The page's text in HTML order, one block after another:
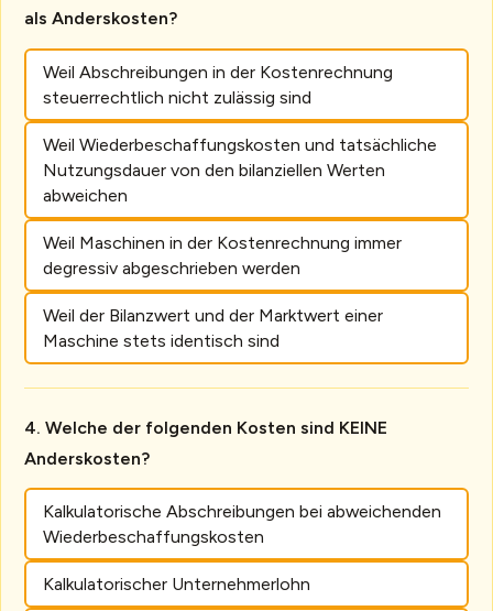
als Anderskosten?
Weil Abschreibungen in der Kostenrechnung
steuerrechtlich nicht zulässig sind
Weil Wiederbeschaffungskosten und tatsächliche
Nutzungsdauer von den bilanziellen Werten
abweichen
Weil Maschinen in der Kostenrechnung immer
degressiv abgeschrieben werden
Weil der Bilanzwert und der Marktwert einer
Maschine stets identisch sind
Welche der folgenden Kosten sind KEINE
Anderskosten?
Kalkulatorische Abschreibungen bei abweichenden
Wiederbeschaffungskosten
Kalkulatorischer Unternehmerlohn